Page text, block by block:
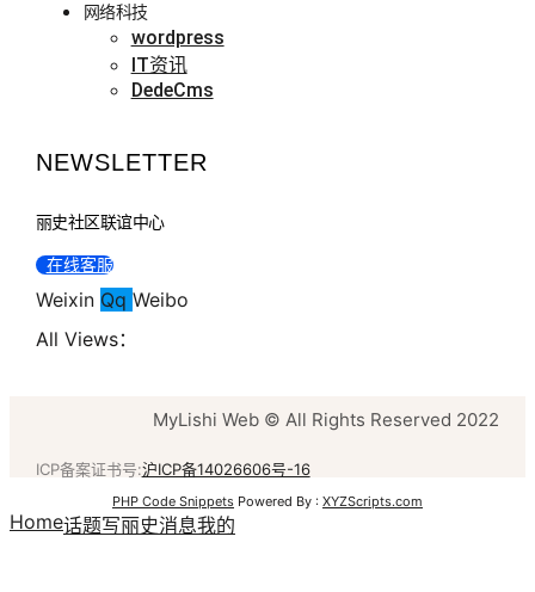
网络科技
wordpress
IT资讯
DedeCms
NEWSLETTER
丽史社区联谊中心
在线客服
Weixin Qq Weibo
All Views：
MyLishi Web © All Rights Reserved 2022
ICP备案证书号:沪ICP备14026606号-16
PHP Code Snippets Powered By : XYZScripts.com
Home话题写丽史消息我的